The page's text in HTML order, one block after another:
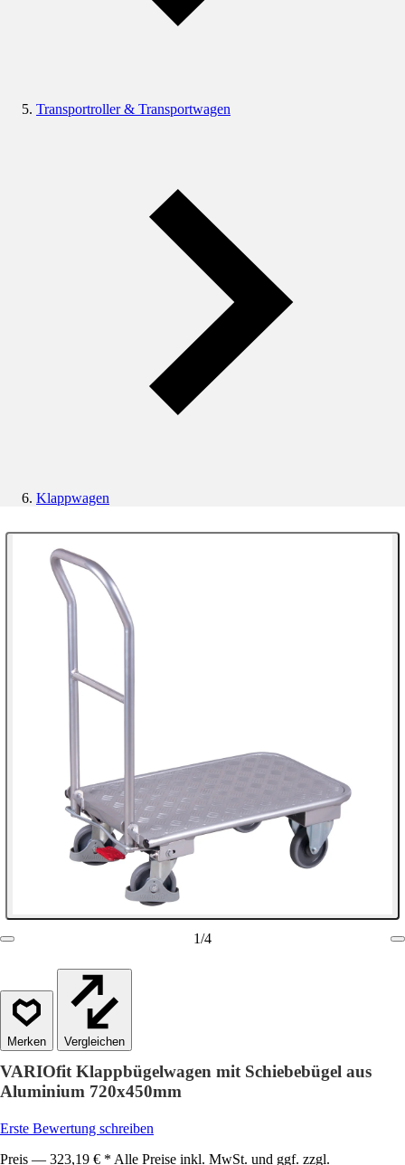
Transportroller & Transportwagen
Klappwagen
1/4
Vergleichen
VARIOfit Klappbügelwagen mit Schiebebügel aus
Aluminium 720x450mm
Erste Bewertung schreiben
Preis — 323,19 € * Alle Preise inkl. MwSt. und ggf. zzgl.